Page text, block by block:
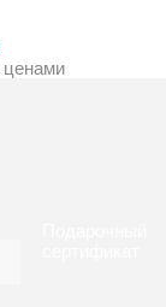
ценами